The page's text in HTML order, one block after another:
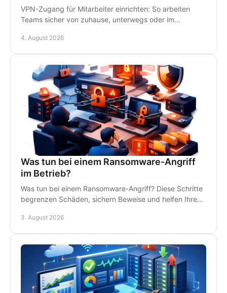
VPN-Zugang für Mitarbeiter einrichten: So arbeiten
Teams sicher von zuhause, unterwegs oder im
Support.
4. August 2026
Was tun bei einem Ransomware-Angriff
im Betrieb?
Was tun bei einem Ransomware-Angriff? Diese Schritte
begrenzen Schäden, sichern Beweise und helfen Ihrem
3. August 2026